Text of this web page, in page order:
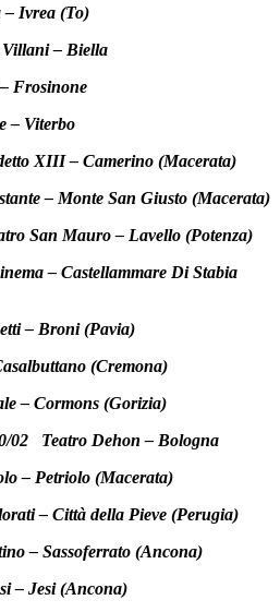
Ivrea (To)
– Biella
Frosinone
– Viterbo
XIII – Camerino (Macerata)
– Monte San Giusto (Macerata)
San Mauro – Lavello (Potenza)
– Castellammare Di Stabia
– Broni (Pavia)
(Cremona)
– Cormons (Gorizia)
02 Teatro Dehon – Bologna
– Petriolo (Macerata)
– Città della Pieve (Perugia)
– Sassoferrato (Ancona)
– Jesi (Ancona)